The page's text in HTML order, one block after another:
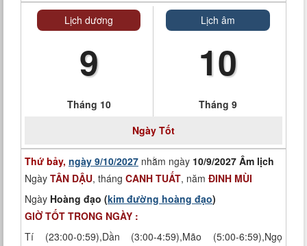
Lịch dương
9
Tháng 10
Lịch âm
10
Tháng 9
Ngày Tốt
Thứ bảy, ngày 9/10/2027 nhằm ngày 10/9/2027 Âm lịch
Ngày TÂN DẬU, tháng CANH TUẤT, năm ĐINH MÙI
Ngày Hoàng đạo (kim đường hoàng đạo)
GIỜ TỐT TRONG NGÀY :
Tí (23:00-0:59),Dần (3:00-4:59),Mão (5:00-6:59),Ngọ